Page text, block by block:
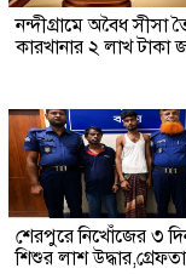
নন্দীগ্রামে অবৈধ সীসা
কারখানার ২ লাখ টাকা
শেরপুরে নিখোঁজের ৩
শিশুর লাশ